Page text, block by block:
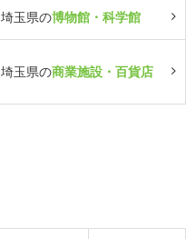
埼玉県の博物館・科学館
埼玉県の商業施設・百貨店